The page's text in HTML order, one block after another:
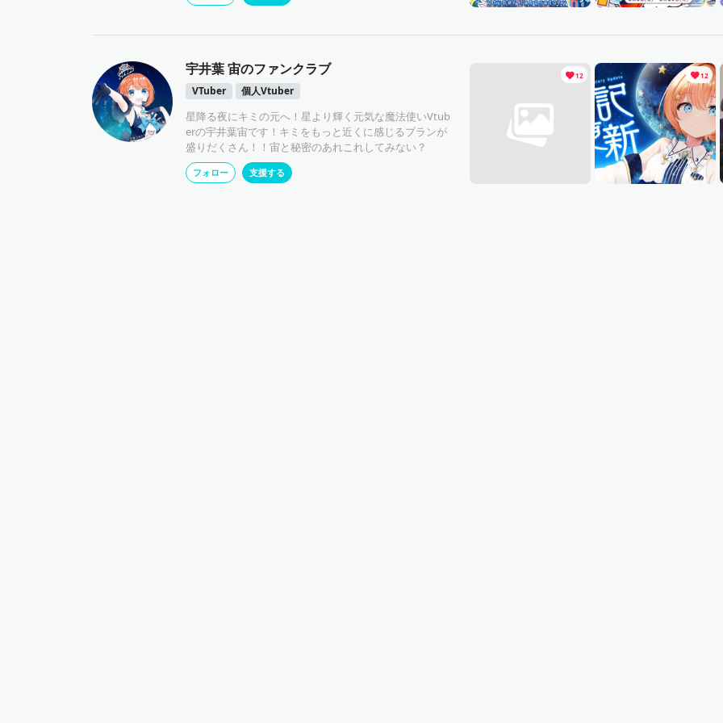
宇井葉 宙のファンクラブ
VTuber 個人Vtuber
星降る夜にキミの元へ！星より輝く元気な魔法使いVtub
erの宇井葉宙です！キミをもっと近くに感じるプランが
盛りだくさん！！宙と秘密のあれこれしてみない？
フォロー 支援する
12 12